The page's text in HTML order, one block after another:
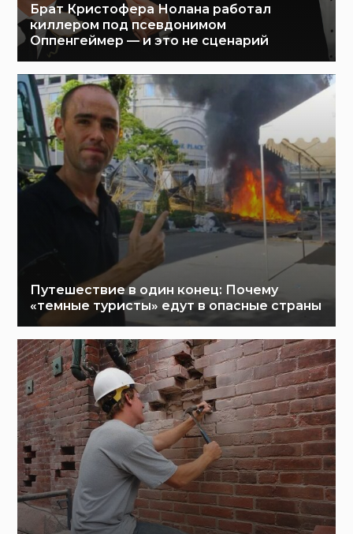
Брат Кристофера Нолана работал
киллером под псевдонимом
Оппенгеймер — и это не сценарий
Путешествие в один конец: Почему
«темные туристы» едут в опасные страны